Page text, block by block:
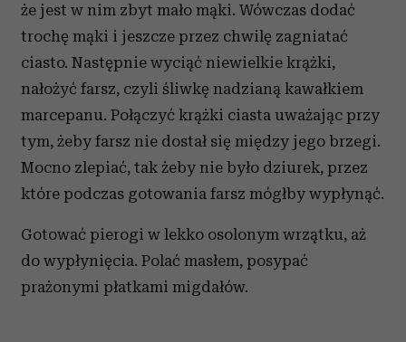
że jest w nim zbyt mało mąki. Wówczas dodać
trochę mąki i jeszcze przez chwilę zagniatać
ciasto. Następnie wyciąć niewielkie krążki,
nałożyć farsz, czyli śliwkę nadzianą kawałkiem
marcepanu. Połączyć krążki ciasta uważając przy
tym, żeby farsz nie dostał się między jego brzegi.
Mocno zlepiać, tak żeby nie było dziurek, przez
które podczas gotowania farsz mógłby wypłynąć.
Gotować pierogi w lekko osolonym wrzątku, aż
do wypłynięcia. Polać masłem, posypać
prażonymi płatkami migdałów.